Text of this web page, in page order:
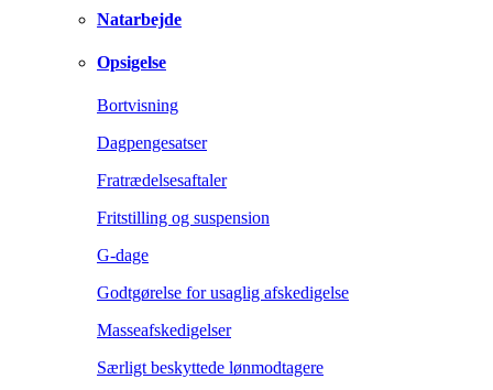
Natarbejde
Opsigelse
Bortvisning
Dagpengesatser
Fratrædelsesaftaler
Fritstilling og suspension
G-dage
Godtgørelse for usaglig afskedigelse
Masseafskedigelser
Særligt beskyttede lønmodtagere